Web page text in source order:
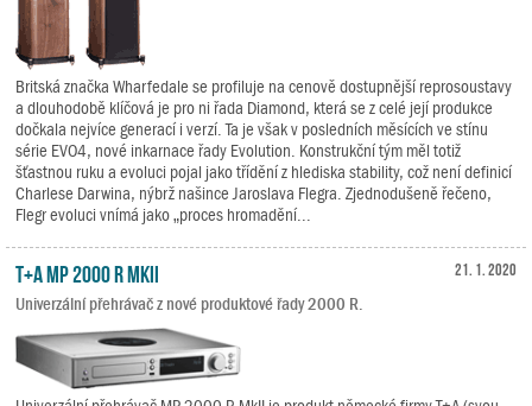
Britská značka Wharfedale se profiluje na cenově dostupnější reprosoustavy
a dlouhodobě klíčová je pro ni řada Diamond, která se z celé její produkce
dočkala nejvíce generací i verzí. Ta je však v posledních měsících ve stínu
série EVO4, nové inkarnace řady Evolution. Konstrukční tým měl totiž
šťastnou ruku a evoluci pojal jako třídění z hlediska stability, což není definicí
Charlese Darwina, nýbrž našince Jaroslava Flegra. Zjednodušeně řečeno,
Flegr evoluci vnímá jako „proces hromadění...
21. 1. 2020
T+A MP 2000 R MkII
Univerzální přehrávač z nové produktové řady 2000 R.